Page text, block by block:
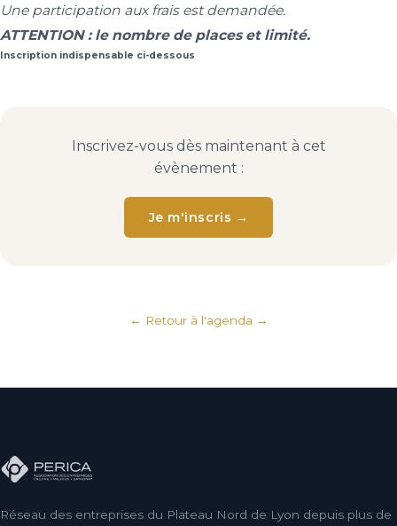
Une participation aux frais est demandée.
ATTENTION : le nombre de places et limité.
Inscription indispensable ci-dessous
Inscrivez-vous dès maintenant à cet
évènement :
Je m'inscris →
← Retour à l'agenda
Réseau des entreprises du Plateau Nord de Lyon depuis plus de